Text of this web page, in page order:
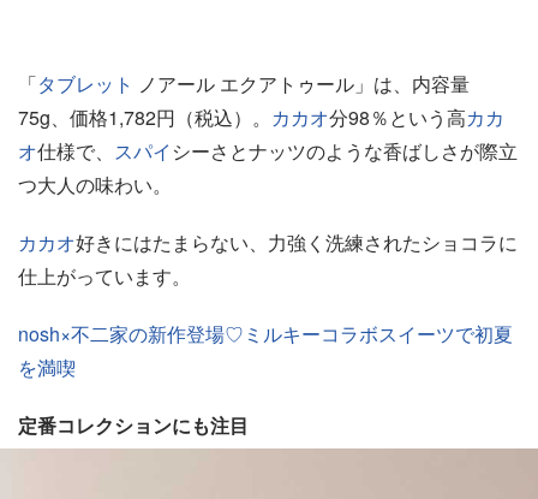
「タブレット ノアール エクアトゥール」は、内容量
75g、価格1,782円（税込）。 カカオ分98％という高カカ
オ仕様で、 スパイ シーさとナッツのような香ばしさが際立
つ大人の味わい。
カカオ好きにはたまらない、力強く洗練されたショコラに
仕上がっています。
nosh×不二家の新作登場♡ミルキーコラボスイーツで初夏
を満喫
定番コレクションにも注目